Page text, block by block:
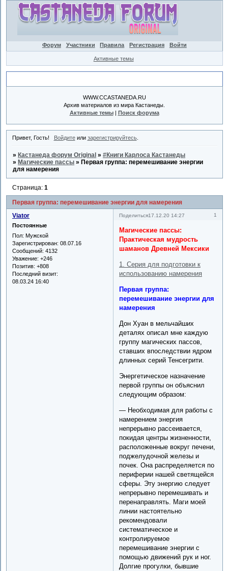
Форум Участники Правила Регистрация Войти
Активные темы
WWW.CCASTANEDA.RU
Архив материалов из мира Кастанеды.
Активные темы| Поиск форума
Привет, Гость! Войдитеили зарегистрируйтесь.
» Кастанеда форум Original »#Книги Карлоса Кастанеды
» Магические пассы » Первая группа: перемешивание энергии
для намерения
Первая группа: перемешивание энергии для намерения
Страница:1
Поделиться 1
17.12.20 14:27
Viator
Постоянные
Пол: Мужской
Зарегистрирован: 08.07.16
Сообщений: 4132
Уважение: +246
Позитив: +808
Последний визит:
08.03.24 16:40
Магические пассы:
Практическая мудрость
шаманов Древней Мексики
1. Серия для подготовки к
использованию намерения
Первая группа:
перемешивание энергии для
намерения
Дон Хуан в мельчайших
деталях описал мне каждую
группу магических пассов,
ставших впоследствии ядром
длинных серий Тенсегрити.
Энергетическое назначение
первой группы он объяснил
следующим образом:
— Необходимая для работы с
намерением энергия
непрерывно рассеивается,
покидая центры жизненности,
расположенные вокруг печени,
поджелудочной железы и
почек. Она распределяется по
периферии нашей светящейся
сферы. Эту энергию следует
непрерывно перемешивать и
перенаправлять. Маги моей
линии настоятельно
рекомендовали
систематическое и
контролируемое
перемешивание энергии с
помощью движений рук и ног.
Долгие прогулки, бывшие